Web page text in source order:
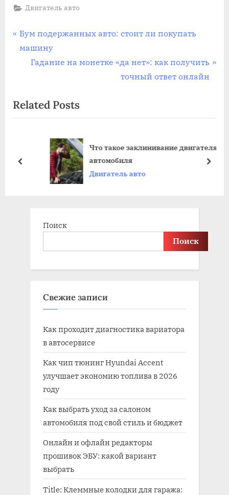
Двигатель авто
Навигация
P
r
o
u
o
Бум подержанных авто: стоит ли покупать
машину
N
t
P
Гадание на монетке «да нет»: как получить
точный ответ онлайн
Related Posts
Что такое заклинивание двигателя
автомобиля
Двигатель авто
prev next
Поиск
Поиск
Свежие записи
Как проходит диагностика вариатора
в автосервисе
Как чип тюнинг Hyundai Accent
улучшает экономию топлива в 2026
году
Как выбрать уход за салоном
автомобиля под свой стиль и бюджет
Онлайн и офлайн редакторы
прошивок ЭБУ: какой вариант
выбрать
Title: Клеммные колодки для гаража: